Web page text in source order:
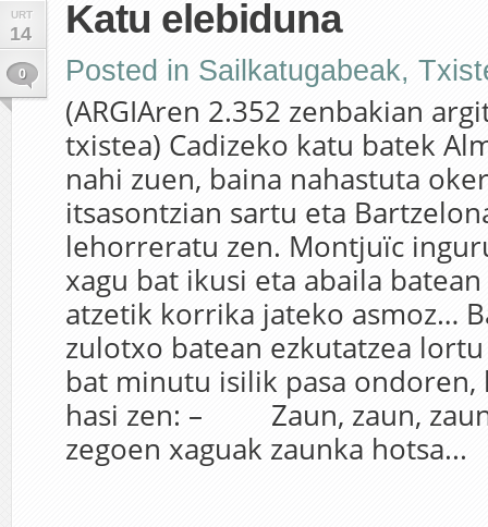
URT
14
0
Katu elebiduna
Posted in Sailkatugabeak,
(ARGIAren 2.352 zenbakian
txistea) Cadizeko katu batek
nahi zuen, baina nahastuta
itsasontzian sartu eta
lehorreratu zen. Montjuïc
xagu bat ikusi eta abaila
atzetik korrika jateko asmoz…
zulotxo batean ezkutatzea
bat minutu isilik pasa ondoren,
hasi zen: – Zaun, zaun,
zegoen xaguak zaunka hotsa...